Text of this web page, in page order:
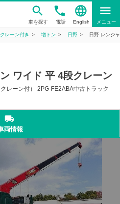
車を探す
phone
電話
language
English
menu
メニュー
クレーン付き 増トン 日野 日野 レンジ
ワイド 平 4段クレーン
レーン付） 2PG-FE2ABA中古トラック
local_shipping
両情報